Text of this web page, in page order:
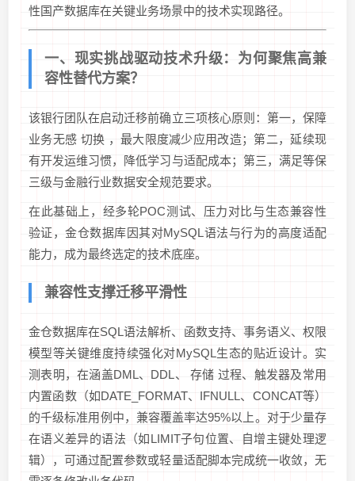
性国产数据库在关键业务场景中的技术实现路径。
一、现实挑战驱动技术升级：为何聚焦高兼
容性替代方案？
该银行团队在启动迁移前确立三项核心原则：第一，保障
业务无感 切换 ，最大限度减少应用改造；第二，延续现
有开发运维习惯，降低学习与适配成本；第三，满足等保
三级与金融行业数据安全规范要求。
在此基础上，经多轮POC测试、压力对比与生态兼容性
验证，金仓数据库因其对MySQL语法与行为的高度适配
能力，成为最终选定的技术底座。
兼容性支撑迁移平滑性
金仓数据库在SQL语法解析、函数支持、事务语义、权限
模型等关键维度持续强化对MySQL生态的贴近设计。实
测表明，在涵盖DML、DDL、 存储 过程、触发器及常用
内置函数（如DATE_FORMAT、IFNULL、CONCAT等）
的千级标准用例中，兼容覆盖率达95%以上。对于少量存
在语义差异的语法（如LIMIT子句位置、自增主键处理逻
辑），可通过配置参数或轻量适配脚本完成统一收敛，无